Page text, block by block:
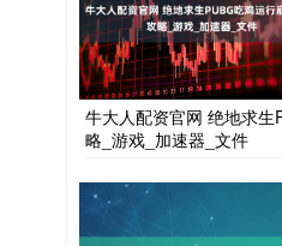
牛大人配资官网 绝地求
略_游戏_加速器_文件